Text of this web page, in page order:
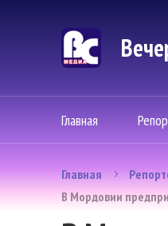
Главная
Главная
В Мордовии